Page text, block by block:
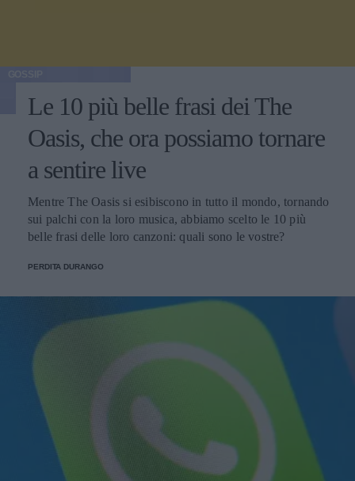
Le 10 più belle frasi dei The
Oasis, che ora possiamo tornare
a sentire live
Mentre The Oasis si esibiscono in tutto il mondo, tornando
sui palchi con la loro musica, abbiamo scelto le 10 più
belle frasi delle loro canzoni: quali sono le vostre?
PERDITA DURANGO